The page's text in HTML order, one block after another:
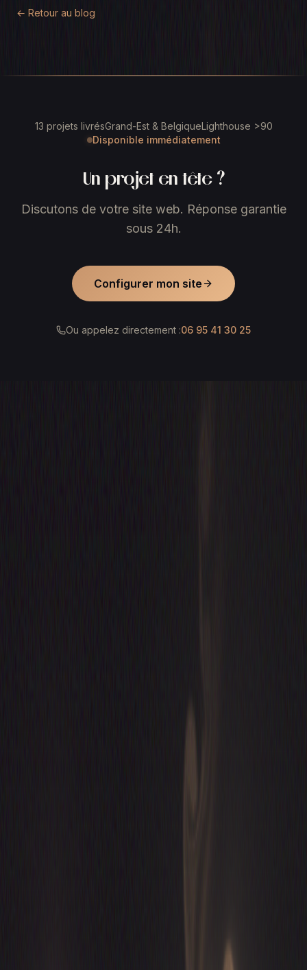
← Retour au blog
13 projets livrésGrand-Est & BelgiqueLighthouse >90
Disponible immédiatement
Un projet en tête ?
Discutons de votre site web. Réponse garantie
sous 24h.
Configurer mon site
Ou appelez directement :06 95 41 30 25